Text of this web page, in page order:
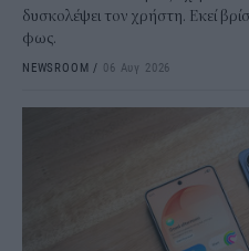
δυσκολέψει τον χρήστη. Εκεί
φως.
NEWSROOM / 06 Αυγ 2026